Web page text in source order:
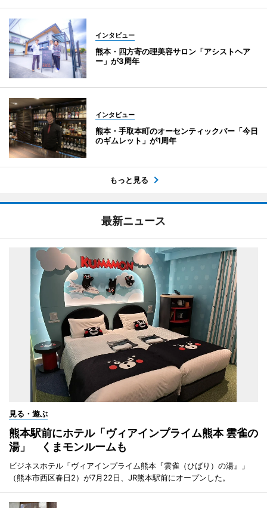
インタビュー
熊本・四方寄の理美容サロン「アシストヘア
ー」が3周年
インタビュー
熊本・手取本町のオーセンティックバー「今日
のギムレット」が1周年
もっと見る
最新ニュース
見る・遊ぶ
熊本駅前にホテル「ヴィアインプライム熊本 雲雀の
湯」 くまモンルームも
ビジネスホテル「ヴィアインプライム熊本『雲雀（ひばり）の湯』」
（熊本市西区春日2）が7月22日、JR熊本駅前にオープンした。